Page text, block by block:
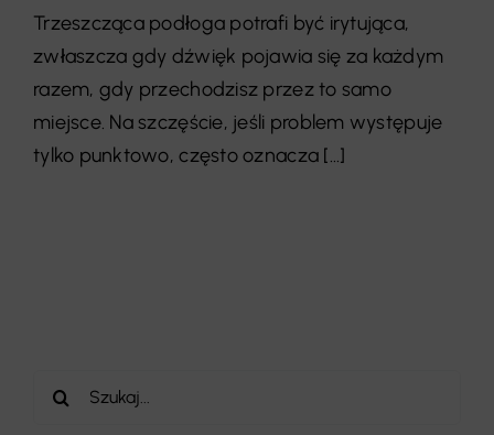
Trzeszcząca podłoga potrafi być irytująca,
zwłaszcza gdy dźwięk pojawia się za każdym
razem, gdy przechodzisz przez to samo
miejsce. Na szczęście, jeśli problem występuje
tylko punktowo, często oznacza [...]
Szukaj